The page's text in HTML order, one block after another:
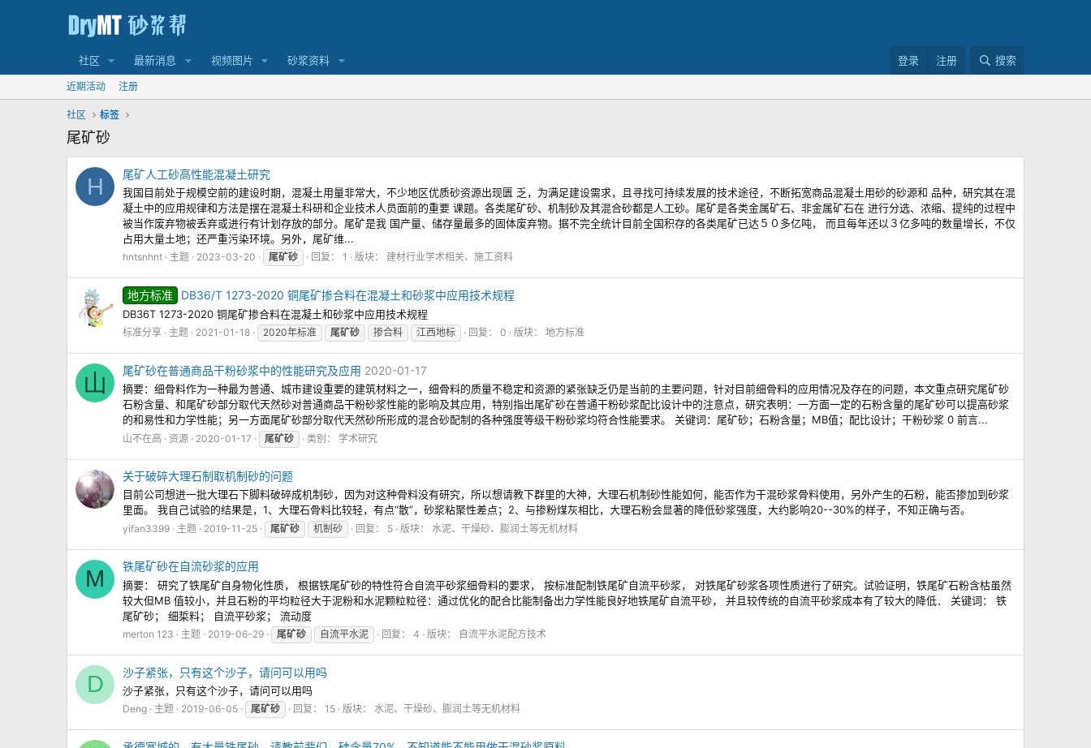
社区 最新消息 视频图片 砂浆资料 登录 注册 搜索
近期活动 注册
社区 标签
尾矿砂
H 尾矿人工砂高性能混凝土研究
我国目前处于规模空前的建设时期，混凝土用量非常大，不少地区优质砂资源出现匮 乏，为满足建设需求，且寻找可持续发展的技术途径，不断拓宽商品混凝土用砂的砂源和 品种，研究其在混
凝土中的应用规律和方法是摆在混凝土科研和企业技术人员面前的重要 课题。各类尾矿砂、机制砂及其混合砂都是人工砂。尾矿是各类金属矿石、非金属矿石在 进行分选、浓缩、提纯的过程中
被当作废弃物被丢弃或进行有计划存放的部分。尾矿是我 国产量、储存量最多的固体废弃物。据不完全统计目前全国积存的各类尾矿已达５０多亿吨， 而且每年还以３亿多吨的数量增长，不仅
占用大量土地；还严重污染环境。另外，尾矿维...
hntsnhnt 主题 2023-03-20 尾矿砂 回复： 1 版块： 建材行业学术相关、施工资料
地方标准 DB36/T 1273-2020 铜尾矿掺合料在混凝土和砂浆中应用技术规程
DB36T 1273-2020 铜尾矿掺合料在混凝土和砂浆中应用技术规程
标准分享 主题 2021-01-18 2020年标准 尾矿砂 掺合料 江西地标 回复： 0 版块： 地方标准
山 尾矿砂在普通商品干粉砂浆中的性能研究及应用 2020-01-17
摘要：细骨料作为一种最为普通、城市建设重要的建筑材料之一，细骨料的质量不稳定和资源的紧张缺乏仍是当前的主要问题，针对目前细骨料的应用情况及存在的问题，本文重点研究尾矿砂
石粉含量、和尾矿砂部分取代天然砂对普通商品干粉砂浆性能的影响及其应用，特别指出尾矿砂在普通干粉砂浆配比设计中的注意点，研究表明：一方面一定的石粉含量的尾矿砂可以提高砂浆
的和易性和力学性能；另一方面尾矿砂部分取代天然砂所形成的混合砂配制的各种强度等级干粉砂浆均符合性能要求。 关键词：尾矿砂；石粉含量；MB值；配比设计；干粉砂浆 0 前言...
山不在高 资源 2020-01-17 尾矿砂 类别： 学术研究
关于破碎大理石制取机制砂的问题
目前公司想进一批大理石下脚料破碎成机制砂，因为对这种骨料没有研究，所以想请教下群里的大神，大理石机制砂性能如何，能否作为干混砂浆骨料使用，另外产生的石粉，能否掺加到砂浆
里面。 我自己试验的结果是，1、大理石骨料比较轻，有点“散”，砂浆粘聚性差点；2、与掺粉煤灰相比，大理石粉会显著的降低砂浆强度，大约影响20--30%的样子，不知正确与否。
yifan3399 主题 2019-11-25 尾矿砂 机制砂 回复： 5 版块： 水泥、干燥砂、膨润土等无机材料
M 铁尾矿砂在自流砂浆的应用
摘要： 研究了铁尾矿自身物化性质， 根据铁尾矿砂的特性符合自流平砂浆细骨料的要求， 按标准配制铁尾矿自流平砂浆， 对铁尾矿砂浆各项性质进行了研究。试验证明，铁尾矿石粉含枯虽然
较大但MB 值较小，并且石粉的平均粒径大于泥粉和水泥颗粒粒径：通过优化的配合比能制备出力学性能良好地铁尾矿自流平砂， 并且较传统的自流平砂浆成本有了较大的降低． 关键词： 铁
尾矿砂； 细梊料； 自流平砂浆； 流动度
merton 123 主题 2019-06-29 尾矿砂 自流平水泥 回复： 4 版块： 自流平水泥配方技术
D 沙子紧张，只有这个沙子，请问可以用吗
沙子紧张，只有这个沙子，请问可以用吗
Deng 主题 2019-06-05 尾矿砂 回复： 15 版块： 水泥、干燥砂、膨润土等无机材料